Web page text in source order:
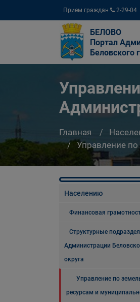
Прием граждан 2-29-04
БЕЛОВО
Портал
Беловского
Главная
Управление
Населению
Финансовая
Структурные
Администрации
округа
Управление по
ресурсам и